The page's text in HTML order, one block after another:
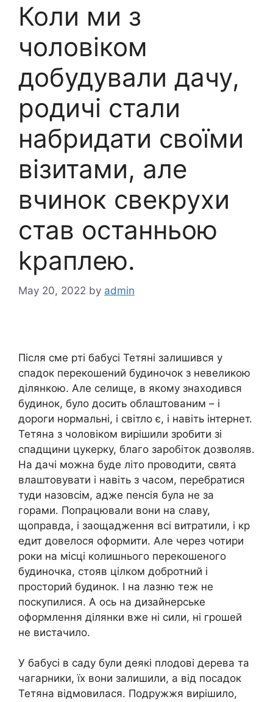
Коли ми з
чоловіком
добудували дачу,
родичі стали
набридати своїми
візитами, але
вчинок свекрухи
став останньою
kраплею.
May 20, 2022 by admin
Після сме pті бабусі Тетяні залишився у
спадок перекошений будиночок з невеликою
ділянкою. Але селище, в якому знаходився
будинок, було досить облаштованим – і
дороги нормальні, і світло є, і навіть інтернет.
Тетяна з чоловіком вирішили зробити зі
спадщини цукерку, благо заробіток дозволяв.
На дачі можна буде літо проводити, свята
влаштовувати і навіть з часом, перебратися
туди назовсім, адже пенсія була не за
горами. Попрацювали вони на славу,
щоправда, і заощадження всі витратили, і кp
eдит довелося оформити. Але через чотири
роки на місці колишнього перекошеного
будиночка, стояв цілком добротний і
просторий будинок. І на лазню теж не
поскупилися. А ось на дизайнерське
оформлення ділянки вже ні сили, ні грошей
не вистачило.
У бабусі в саду були деякі плодові дерева та
чагарники, їх вони залишили, а від посадок
Тетяна відмовилася. Подружжя вирішило,